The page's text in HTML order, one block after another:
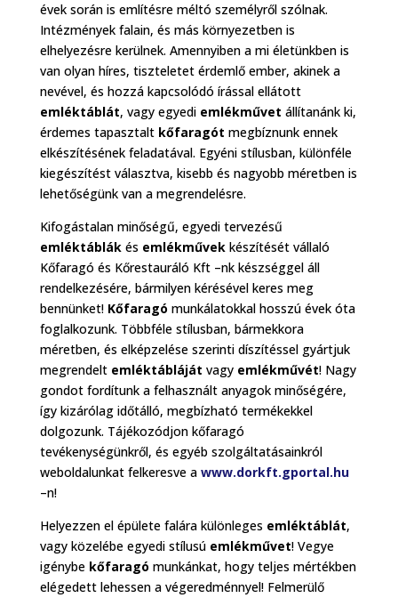
évek során is említésre méltó személyről szólnak.
Intézmények falain, és más környezetben is
elhelyezésre kerülnek. Amennyiben a mi életünkben is
van olyan híres, tiszteletet érdemlő ember, akinek a
nevével, és hozzá kapcsolódó írással ellátott
emléktáblát, vagy egyedi emlékművet állítanánk ki,
érdemes tapasztalt kőfaragót megbíznunk ennek
elkészítésének feladatával. Egyéni stílusban, különféle
kiegészítést választva, kisebb és nagyobb méretben is
lehetőségünk van a megrendelésre.
Kifogástalan minőségű, egyedi tervezésű
emléktáblákés emlékművek készítését vállaló
Kőfaragó és Kőrestauráló Kft –nk készséggel áll
rendelkezésére, bármilyen kérésével keres meg
bennünket! Kőfaragó munkálatokkal hosszú évek óta
foglalkozunk. Többféle stílusban, bármekkora
méretben, és elképzelése szerinti díszítéssel gyártjuk
megrendelt emléktábláját vagy emlékművét! Nagy
gondot fordítunk a felhasznált anyagok minőségére,
így kizárólag időtálló, megbízható termékekkel
dolgozunk. Tájékozódjon kőfaragó
tevékenységünkről, és egyéb szolgáltatásainkról
weboldalunkat felkeresve a www.dorkft.gportal.hu
–n!
Helyezzen el épülete falára különleges emléktáblát,
vagy közelébe egyedi stílusú emlékművet! Vegye
igénybe kőfaragó munkánkat, hogy teljes mértékben
elégedett lehessen a végeredménnyel! Felmerülő